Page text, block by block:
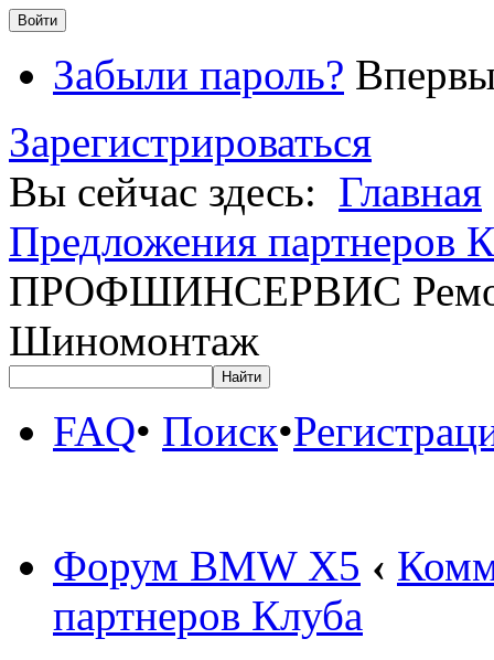
Забыли пароль?
Зарегистрироваться
Вы сейчас здесь: Главная
Предложения партнеров
ПРОФШИНСЕРВИС
Шиномонтаж
FAQ• Поиск•
Форум BMW X5 ‹
партнеров Клуба